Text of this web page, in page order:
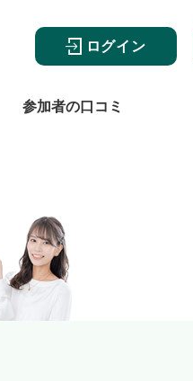
ログイン
参加者の口コミ